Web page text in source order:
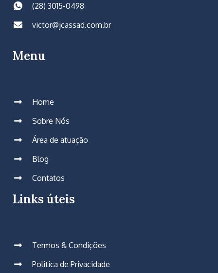
(28) 3015-0498
victor@jcassad.com.br
Menu
Home
Sobre Nós
Área de atuação
Blog
Contatos
Links úteis
Termos & Condições
Politica de Privacidade